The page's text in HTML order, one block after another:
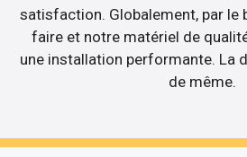
satisfaction. Globalement, par le
faire et notre matériel de
une installation performante. La
de même.